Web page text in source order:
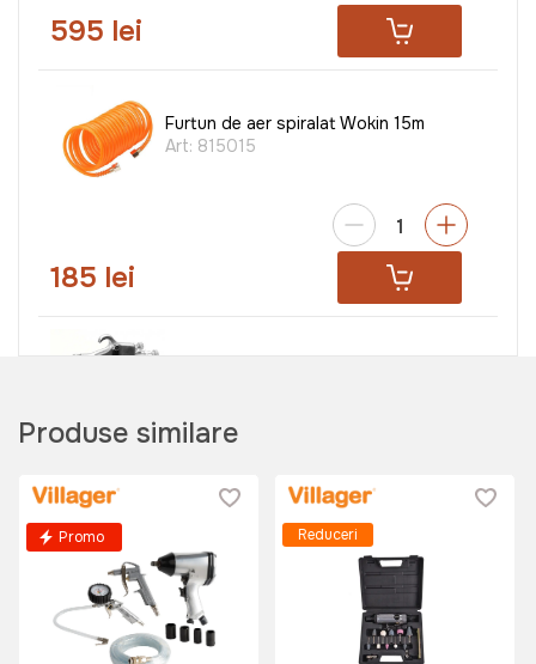
595 lei
Furtun de aer spiralat Wokin 15m
Art: 815015
185 lei
Art:73180
853 lei
Produse similare
Promo Reduceri